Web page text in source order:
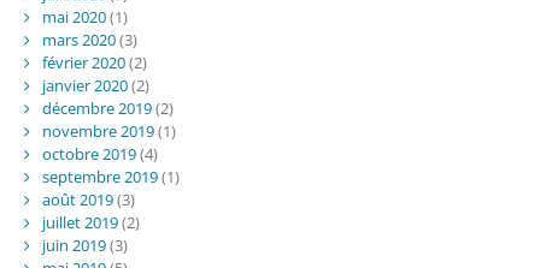
mai 2020(1)
mars 2020(3)
février 2020(2)
janvier 2020(2)
décembre 2019(2)
novembre 2019(1)
octobre 2019(4)
septembre 2019(1)
août 2019(3)
juillet 2019(2)
juin 2019(3)